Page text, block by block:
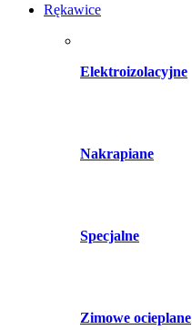
Rękawice
Elektroizolacyjne
Nakrapiane
Specjalne
Zimowe ocieplane